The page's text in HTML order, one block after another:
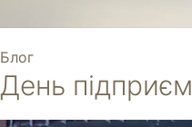
Блог
День